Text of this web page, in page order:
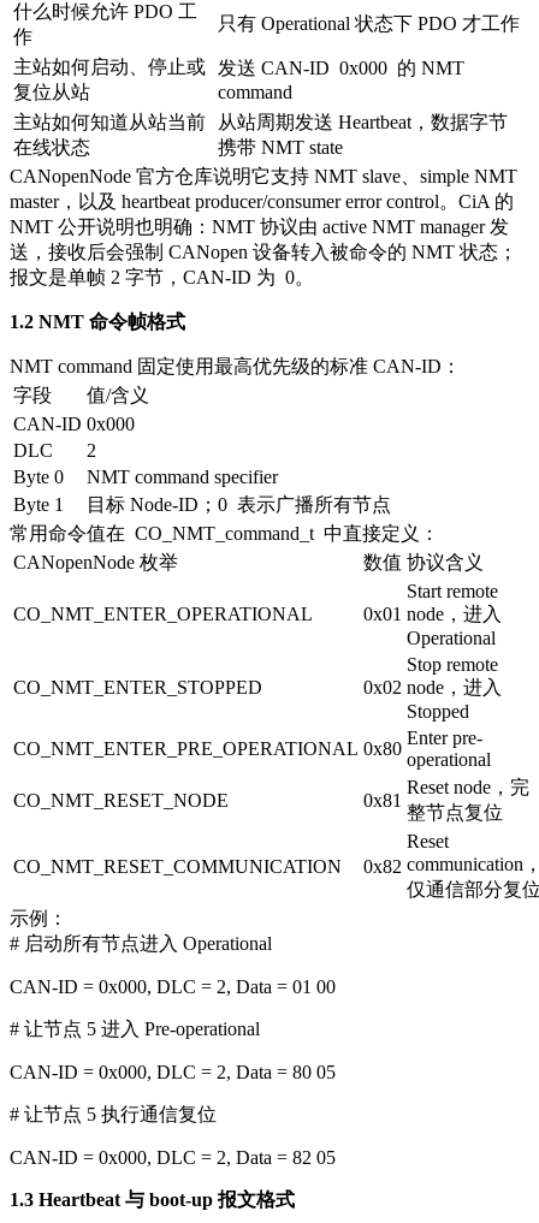
什么时候允许 PDO 工
作
只有 Operational 状态下 PDO 才工作
主站如何启动、停止或
复位从站
发送 CAN-ID 0x000 的 NMT
command
主站如何知道从站当前
在线状态
从站周期发送 Heartbeat，数据字节
携带 NMT state
CANopenNode 官方仓库说明它支持 NMT slave、simple NMT
master，以及 heartbeat producer/consumer error control。CiA 的
NMT 公开说明也明确：NMT 协议由 active NMT manager 发
送，接收后会强制 CANopen 设备转入被命令的 NMT 状态；
报文是单帧 2 字节，CAN-ID 为 0。
1.2 NMT 命令帧格式
NMT command 固定使用最高优先级的标准 CAN-ID：
字段
值/含义
CAN-ID 0x000
DLC
2
Byte 0
NMT command specifier
Byte 1
目标 Node-ID； 0 表示广播所有节点
常用命令值在 CO_NMT_command_t 中直接定义：
CANopenNode 枚举
数值 协议含义
CO_NMT_ENTER_OPERATIONAL 0x01
Start remote
node，进入
Operational
CO_NMT_ENTER_STOPPED 0x02
Stop remote
node，进入
Stopped
CO_NMT_ENTER_PRE_OPERATIONAL 0x80
Enter pre-
operational
CO_NMT_RESET_NODE
0x81
Reset node，完
整节点复位
CO_NMT_RESET_COMMUNICATION 0x82
Reset
communication
仅通信部分复
示例：
# 启动所有节点进入 Operational
CAN-ID = 0x000, DLC = 2, Data = 01 00
# 让节点 5 进入 Pre-operational
CAN-ID = 0x000, DLC = 2, Data = 80 05
# 让节点 5 执行通信复位
CAN-ID = 0x000, DLC = 2, Data = 82 05
1.3 Heartbeat 与 boot-up 报文格式